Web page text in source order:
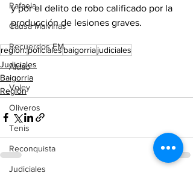
Rafaela
Causa Malvinas
Recuerdos FM
Aldao
Voley
Oliveros
Tenis
Reconquista
Judiciales
y por el delito de robo calificado por la
producción de lesiones graves.
region.policialesbaigorriajudiciales
Judiciales
Baigorria
Región